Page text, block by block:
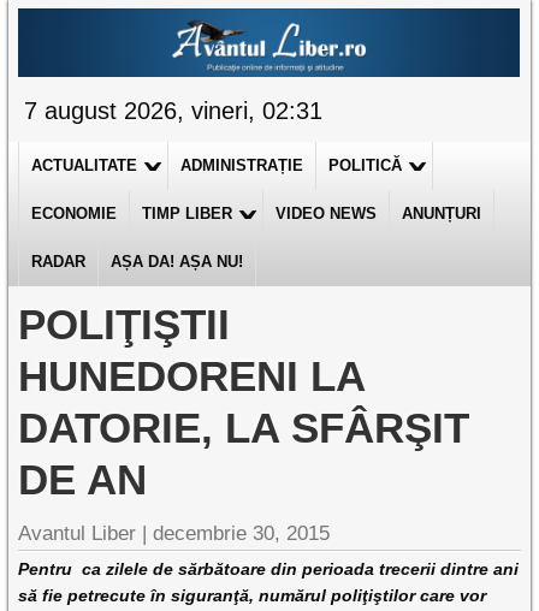
7 august 2026, vineri, 02:31
ACTUALITATE ADMINISTRAȚIE POLITICĂ
ECONOMIE TIMP LIBER VIDEO NEWS ANUNȚURI
RADAR AȘA DA! AȘA NU!
POLIŢIŞTII
HUNEDORENI LA
DATORIE, LA SFÂRŞIT
DE AN
Avantul Liber |decembrie 30, 2015
Pentru ca zilele de sărbătoare din perioada trecerii dintre ani
să fie petrecute în siguranţă, numărul poliţiştilor care vor